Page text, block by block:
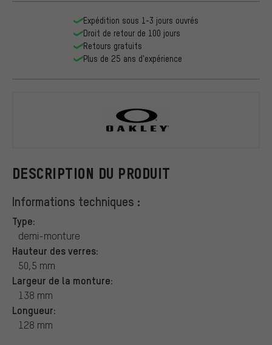
DESCRIPTION DU PRODUIT
Informations techniques :
Type:
demi-monture
Hauteur des verres:
50,5 mm
Largeur de la monture:
138 mm
Longueur:
128 mm
Expédition sous 1-3 jours ouvrés
Droit de retour de 100 jours
Retours gratuits
Plus de 25 ans d'expérience